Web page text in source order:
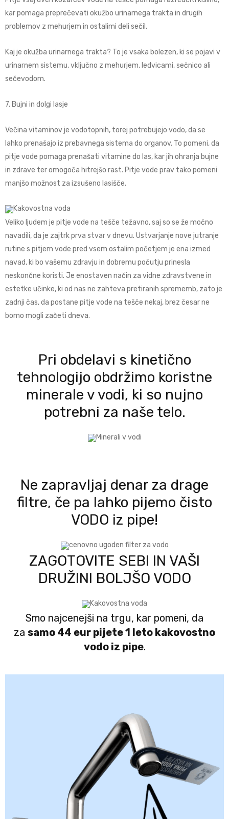
kar pomaga preprečevati okužbo urinarnega trakta in drugih
problemov z mehurjem in ostalimi deli sečil.
Kaj je okužba urinarnega trakta? To je vsaka bolezen, ki se pojavi v
urinarnem sistemu, vključno z mehurjem, ledvicami, sečnico ali
sečevodom.
7. Bujni in dolgi lasje
Večina vitaminov je vodotopnih, torej potrebujejo vodo, da se
lahko prenašajo iz prebavnega sistema do organov. To pomeni, da
pitje vode pomaga prenašati vitamine do las, kar jih ohranja bujne
in zdrave ter omogoča hitrejšo rast. Pitje vode prav tako pomeni
manjšo možnost za izsušeno lasišče.
Veliko ljudem je pitje vode na tešče težavno, saj so se že močno
navadili, da je zajtrk prva stvar v dnevu. Ustvarjanje nove jutranje
rutine s pitjem vode pred vsem ostalim početjem je ena izmed
navad, ki bo vašemu zdravju in dobremu počutju prinesla
neskončne koristi. Je enostaven način za vidne zdravstvene in
estetke učinke, ki od nas ne zahteva pretiranih sprememb, zato je
zadnji čas, da postane pitje vode na tešče nekaj, brez česar ne
bomo mogli začeti dneva.
Pri obdelavi s kinetično
tehnologijo obdržimo koristne
minerale v vodi, ki so nujno
potrebni za naše telo.
Ne zapravljaj denar za drage
filtre, če pa lahko pijemo čisto
VODO iz pipe!
ZAGOTOVITE SEBI IN VAŠI
DRUŽINI BOLJŠO VODO
Smo najcenejši na trgu, kar pomeni, da
za samo 44 eur pijete 1 leto kakovostno
vodo iz pipe.